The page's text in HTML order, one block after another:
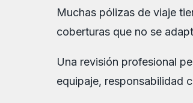
Muchas pólizas de viaje
coberturas que no se
Una revisión profesional
equipaje, responsabilidad